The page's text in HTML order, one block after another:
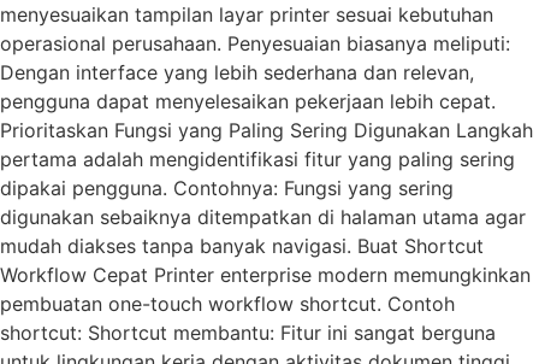
menyesuaikan tampilan layar printer sesuai kebutuhan
operasional perusahaan. Penyesuaian biasanya meliputi:
Dengan interface yang lebih sederhana dan relevan,
pengguna dapat menyelesaikan pekerjaan lebih cepat.
Prioritaskan Fungsi yang Paling Sering Digunakan Langkah
pertama adalah mengidentifikasi fitur yang paling sering
dipakai pengguna. Contohnya: Fungsi yang sering
digunakan sebaiknya ditempatkan di halaman utama agar
mudah diakses tanpa banyak navigasi. Buat Shortcut
Workflow Cepat Printer enterprise modern memungkinkan
pembuatan one-touch workflow shortcut. Contoh
shortcut: Shortcut membantu: Fitur ini sangat berguna